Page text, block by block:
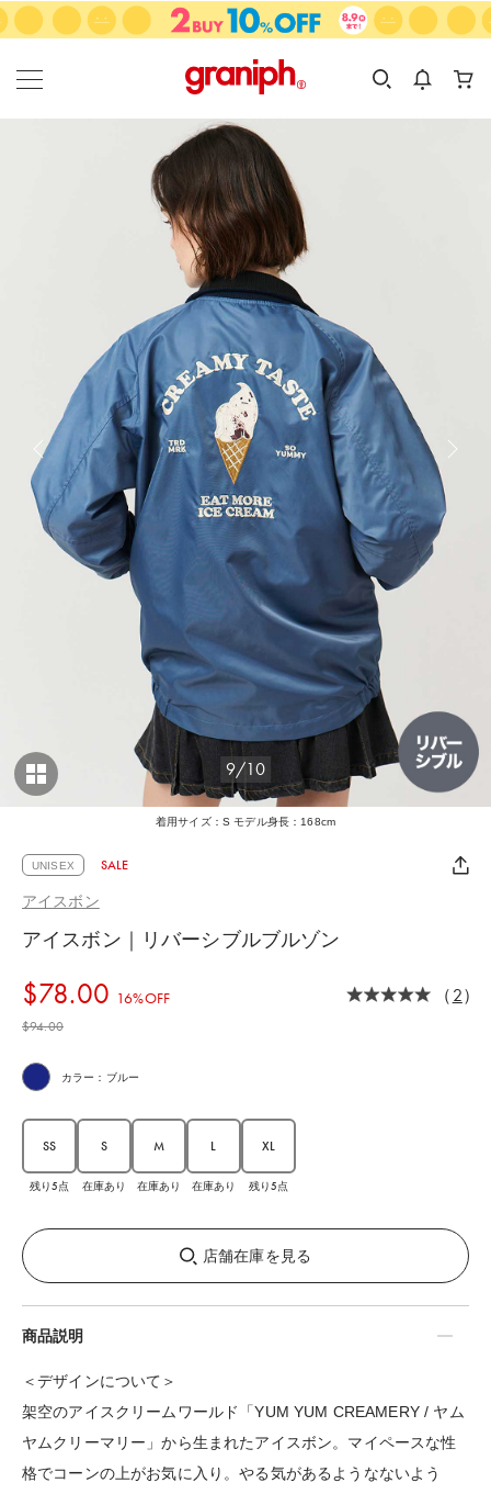
カテゴリーから探す
KIDS
カテゴリ
サイズ
着用サイズ：S モデル身長：168cm
9/10
UNISEX SALE
アイスボン
アイスボン｜リバーシブルブルゾン
$‌78.00 16%OFF （2）
$‌94.00
カラー：ブルー
SS
残り5点
S
在庫あり
M
在庫あり
L
在庫あり
XL
残り5点
店舗在庫を見る
商品説明
＜デザインについて＞
架空のアイスクリームワールド「YUM YUM CREAMERY / ヤム
ヤムクリーマリー」から生まれたアイスボン。マイペースな性
格でコーンの上がお気に入り。やる気があるようなないよう